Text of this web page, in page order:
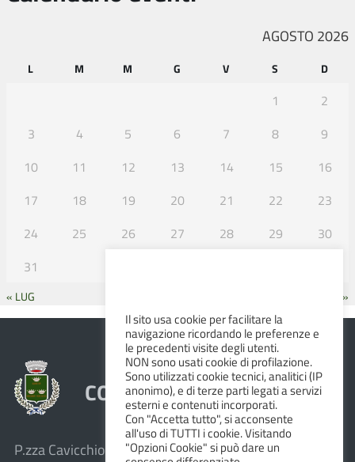
AGOSTO 2026
L M M G V S D
1
2
3
4 5 6 7 8
9
10
11 12 13 14 15
16
17
18 19 20 21 22
23
24
25 26 27 28 29
30
31
« LUG SET »
COMUNE DI ALBINEA
P.zza Cavicchioni, 8 – 42020 Albinea (R.E.)
Il sito usa cookie per facilitare la
navigazione ricordando le preferenze e
le precedenti visite degli utenti.
NON sono usati cookie di profilazione.
Sono utilizzati cookie tecnici, analitici (IP
anonimo), e di terze parti legati a servizi
esterni e contenuti incorporati.
Con "Accetta tutto", si acconsente
all'uso di TUTTI i cookie. Visitando
"Opzioni Cookie" si può dare un